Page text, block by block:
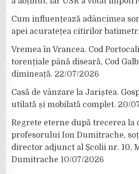
Cum influențează adâncimea
apei acuratețea citirilor
Vremea în Vrancea. Cod
torențiale până diseară, Cod
dimineață. 22/07/2026
Casă de vânzare la Jariștea.
utilată și mobilată complet. 20/
Regrete eterne după trecerea la
profesorului Ion Dumitrache,
director adjunct al Școlii nr. 10,
Dumitrache 10/07/2026